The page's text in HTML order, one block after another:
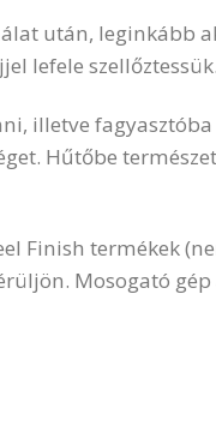
után, leginkább
lefele szellőztessük.
illetve
Hűtőbe
Finish termékek
Mosogató